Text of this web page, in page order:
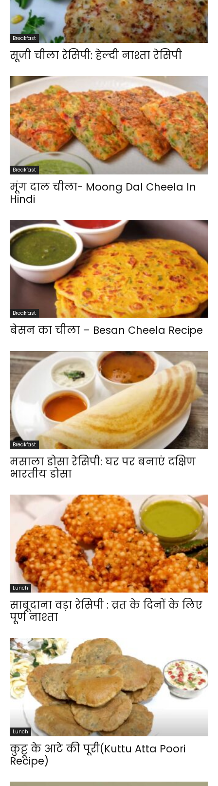
Breakfast
सूजी चीला रेसिपी: हेल्दी नाश्ता रेसिपी
Breakfast
मूंग दाल चीला- Moong Dal Cheela In
Hindi
Breakfast
बेसन का चीला – Besan Cheela Recipe
Breakfast
मसाला डोसा रेसिपी: घर पर बनाएं दक्षिण
भारतीय डोसा
Lunch
साबूदाना वड़ा रेसिपी : व्रत के दिनों के लिए
पूर्ण नाश्ता
Lunch
कुट्टू के आटे की पूरी(Kuttu Atta Poori
Recipe)